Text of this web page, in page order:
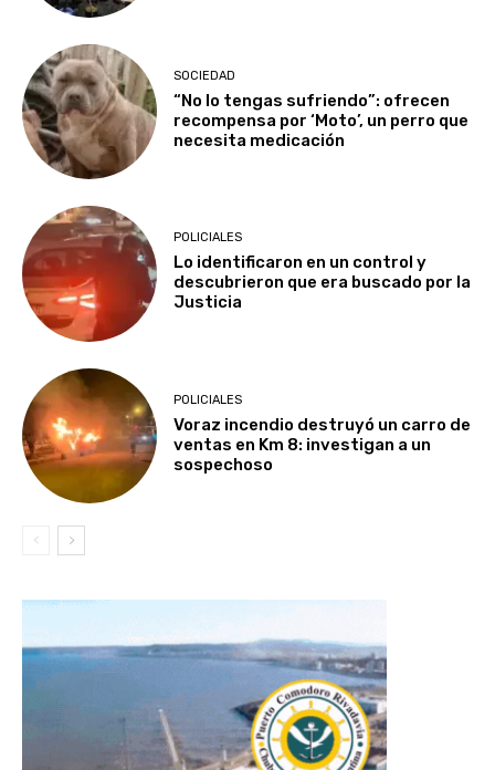
SOCIEDAD
“No lo tengas sufriendo”: ofrecen
recompensa por ‘Moto’, un perro que
necesita medicación
POLICIALES
Lo identificaron en un control y
descubrieron que era buscado por la
Justicia
POLICIALES
Voraz incendio destruyó un carro de
ventas en Km 8: investigan a un
sospechoso